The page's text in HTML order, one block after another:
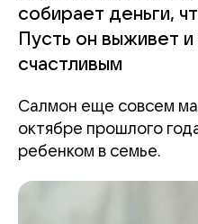
собирает деньги,
Пусть он выживет
счастливым
Салмон еще совсем
октябре прошлого
ребенком в семье.